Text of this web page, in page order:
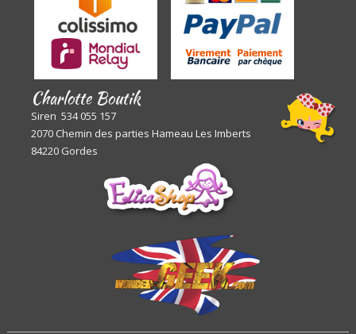
Charlotte Boutik
Siren 534 055 157
2070 Chemin des parties Hameau Les Imberts
84220 Gordes